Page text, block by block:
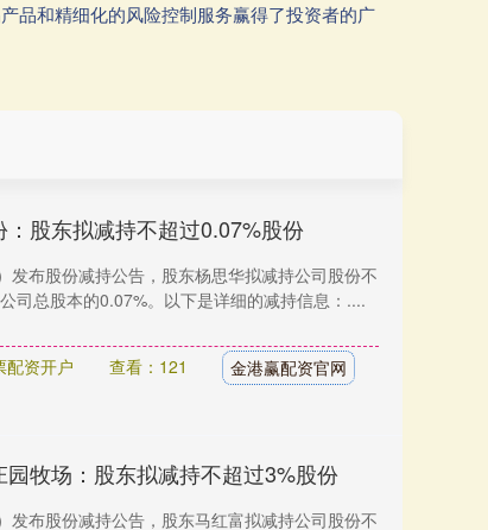
品和精细化的风险控制服务赢得了投资者的广
股东拟减持不超过0.07%股份
发布股份减持公告，股东杨思华拟减持公司股份不
司总股本的0.07%。以下是详细的减持信息：....
配资开户 查看：121 金港赢配资官网
牧场：股东拟减持不超过3%股份
发布股份减持公告，股东马红富拟减持公司股份不